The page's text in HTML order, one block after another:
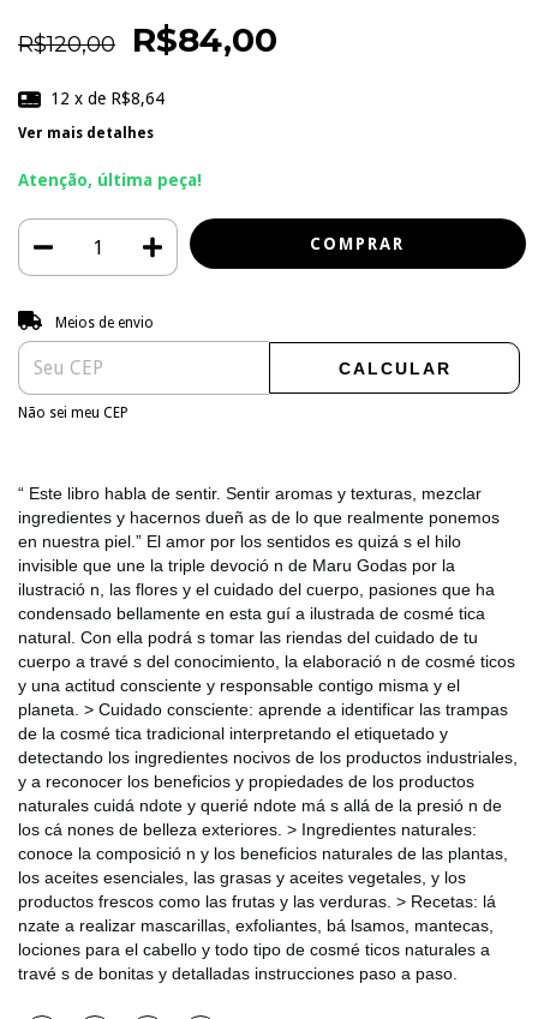
R$120,00 R$84,00
12 x de R$8,64
Ver mais detalhes
Atenção, última peça!
Entregas para o CEP:
Meios de envio
CALCULAR
Não sei meu CEP
“ Este libro habla de sentir. Sentir aromas y texturas, mezclar
ingredientes y hacernos dueñ as de lo que realmente ponemos
en nuestra piel.” El amor por los sentidos es quizá s el hilo
invisible que une la triple devoció n de Maru Godas por la
ilustració n, las flores y el cuidado del cuerpo, pasiones que ha
condensado bellamente en esta guí a ilustrada de cosmé tica
natural. Con ella podrá s tomar las riendas del cuidado de tu
cuerpo a travé s del conocimiento, la elaboració n de cosmé ticos
y una actitud consciente y responsable contigo misma y el
planeta. > Cuidado consciente: aprende a identificar las trampas
de la cosmé tica tradicional interpretando el etiquetado y
detectando los ingredientes nocivos de los productos industriales,
y a reconocer los beneficios y propiedades de los productos
naturales cuidá ndote y querié ndote má s allá de la presió n de
los cá nones de belleza exteriores. > Ingredientes naturales:
conoce la composició n y los beneficios naturales de las plantas,
los aceites esenciales, las grasas y aceites vegetales, y los
productos frescos como las frutas y las verduras. > Recetas: lá
nzate a realizar mascarillas, exfoliantes, bá lsamos, mantecas,
lociones para el cabello y todo tipo de cosmé ticos naturales a
travé s de bonitas y detalladas instrucciones paso a paso.